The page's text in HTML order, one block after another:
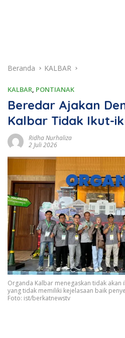
Beranda KALBAR
KALBAR, PONTIANAK
Beredar Ajakan
Kalbar Tidak Ikut-
Ridha Nurhaliza
2 Juli 2026
Organda Kalbar menegaskan tidak akan
yang tidak memiliki kejelasaan baik
Foto: ist/berkatnewstv